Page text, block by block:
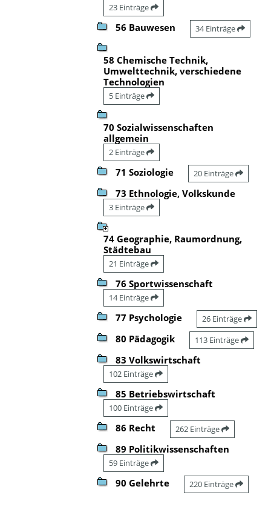
23 Einträge
56 Bauwesen 34 Einträge
58 Chemische Technik,
Umwelttechnik, verschiedene
Technologien
5 Einträge
70 Sozialwissenschaften
allgemein
2 Einträge
71 Soziologie 20 Einträge
73 Ethnologie, Volkskunde
3 Einträge
74 Geographie, Raumordnung,
Städtebau
21 Einträge
76 Sportwissenschaft
14 Einträge
77 Psychologie 26 Einträge
80 Pädagogik 113 Einträge
83 Volkswirtschaft
102 Einträge
85 Betriebswirtschaft
100 Einträge
86 Recht 262 Einträge
89 Politikwissenschaften
59 Einträge
90 Gelehrte 220 Einträge